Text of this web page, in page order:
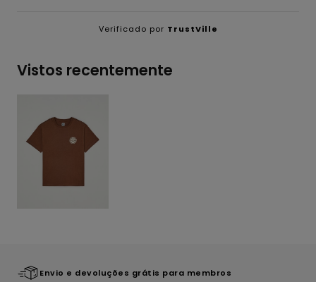
Verificado por TrustVille
Vistos recentemente
Envio e devoluções grátis para membros